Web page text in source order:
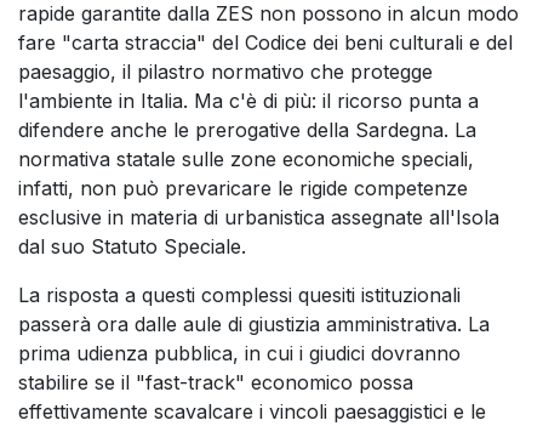
rapide garantite dalla ZES non possono in alcun modo
fare "carta straccia" del Codice dei beni culturali e del
paesaggio, il pilastro normativo che protegge
l'ambiente in Italia. Ma c'è di più: il ricorso punta a
difendere anche le prerogative della Sardegna. La
normativa statale sulle zone economiche speciali,
infatti, non può prevaricare le rigide competenze
esclusive in materia di urbanistica assegnate all'Isola
dal suo Statuto Speciale.
La risposta a questi complessi quesiti istituzionali
passerà ora dalle aule di giustizia amministrativa. La
prima udienza pubblica, in cui i giudici dovranno
stabilire se il "fast-track" economico possa
effettivamente scavalcare i vincoli paesaggistici e le